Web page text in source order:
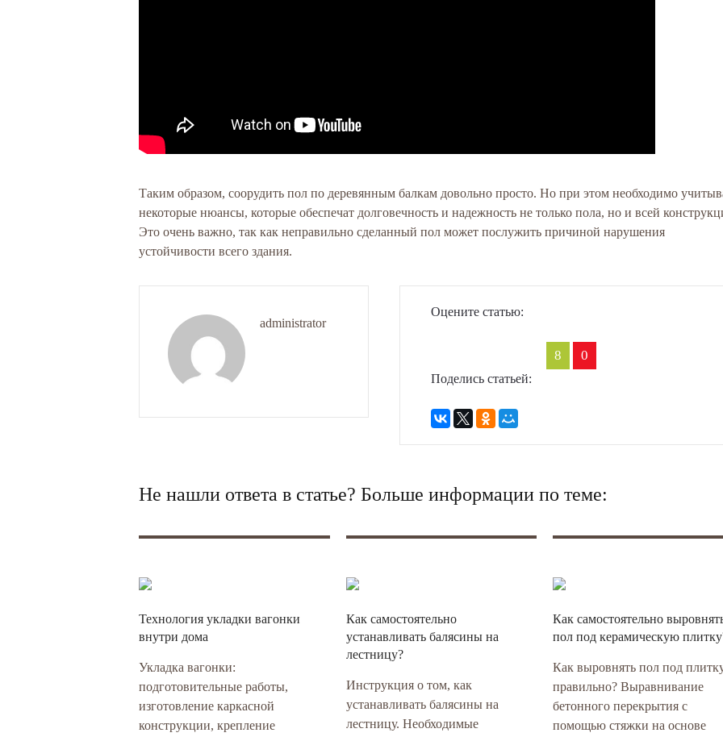
Таким образом, соорудить пол по деревянным балкам довольно просто. Но при этом необходимо
некоторые нюансы, которые обеспечат долговечность и надежность не только пола, но и всей
Это очень важно, так как неправильно сделанный пол может послужить причиной нарушения
устойчивости всего здания.
administrator
Оцените статью:
8 0
Поделись статьей:
Не нашли ответа в статье? Больше информации по теме:
Технология укладки вагонки
внутри дома
Укладка вагонки:
подготовительные работы,
изготовление каркасной
конструкции, крепление
Как самостоятельно
устанавливать балясины на
лестницу?
Инструкция о том, как
устанавливать балясины на
лестницу. Необходимые
Как самостоятельно
пол под керамическую
Как выровнять пол под
правильно? Выравнивание
бетонного перекрытия с
помощью стяжки на основе